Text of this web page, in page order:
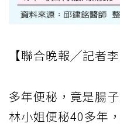
【聯合晚報╱記者
多年便秘，竟是腸
林小姐便秘40多年